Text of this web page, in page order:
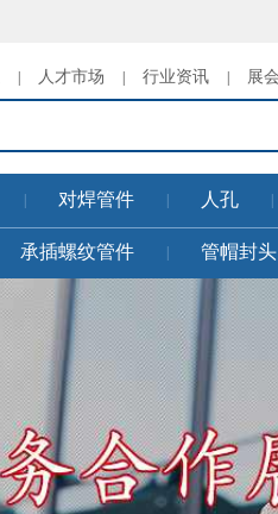
人才市场 行业资讯 展会
对焊管件 人孔
承插螺纹管件 管帽封头